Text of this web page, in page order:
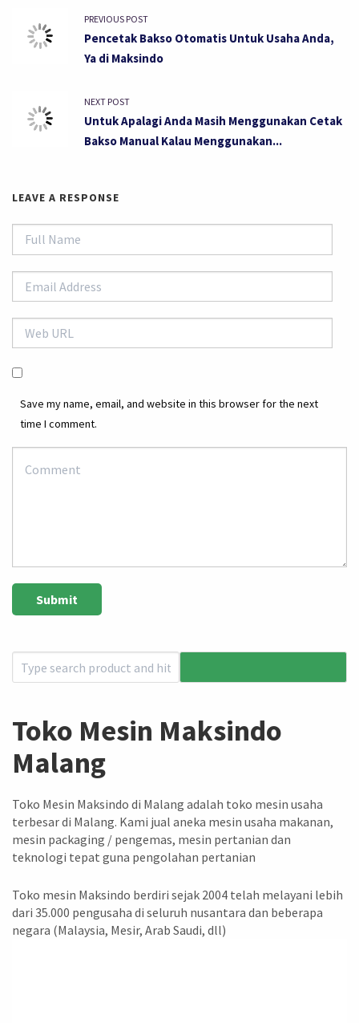
PREVIOUS POST
Pencetak Bakso Otomatis Untuk Usaha Anda,
Ya di Maksindo
NEXT POST
Untuk Apalagi Anda Masih Menggunakan Cetak
Bakso Manual Kalau Menggunakan...
LEAVE A RESPONSE
Save my name, email, and website in this browser for the next
time I comment.
Toko Mesin Maksindo
Malang
Toko Mesin Maksindo di Malang adalah toko mesin usaha
terbesar di Malang. Kami jual aneka mesin usaha makanan,
mesin packaging / pengemas, mesin pertanian dan
teknologi tepat guna pengolahan pertanian
Toko mesin Maksindo berdiri sejak 2004 telah melayani lebih
dari 35.000 pengusaha di seluruh nusantara dan beberapa
negara (Malaysia, Mesir, Arab Saudi, dll)